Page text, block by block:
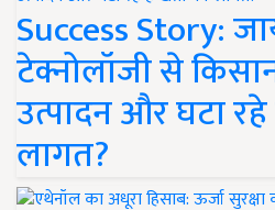
Success Story:
टेक्नोलॉजी से
उत्पादन और घटा
लागत?